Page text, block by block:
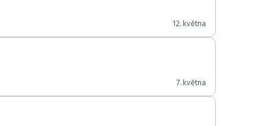
12. května
7. května